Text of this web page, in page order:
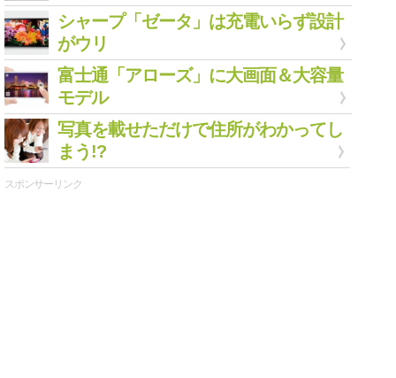
シャープ「ゼータ」は充電いらず設計
がウリ
富士通「アローズ」に大画面＆大容量
モデル
写真を載せただけで住所がわかってし
まう!?
スポンサーリンク